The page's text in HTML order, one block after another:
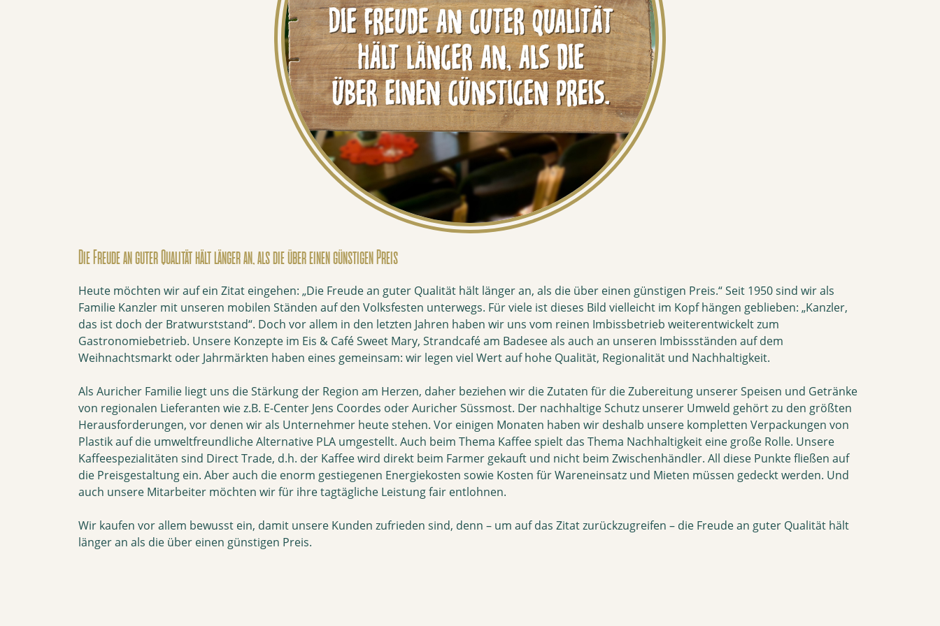
Die Freude an guter Qualität hält länger an, als die über einen günstigen Preis
Heute möchten wir auf ein Zitat eingehen: „Die Freude an guter Qualität hält länger an, als die über einen günstigen Preis.“ Seit 1950 sind wir als
Familie Kanzler mit unseren mobilen Ständen auf den Volksfesten unterwegs. Für viele ist dieses Bild vielleicht im Kopf hängen geblieben: „Kanzler,
das ist doch der Bratwurststand“. Doch vor allem in den letzten Jahren haben wir uns vom reinen Imbissbetrieb weiterentwickelt zum
Gastronomiebetrieb. Unsere Konzepte im Eis & Café Sweet Mary, Strandcafé am Badesee als auch an unseren Imbissständen auf dem
Weihnachtsmarkt oder Jahrmärkten haben eines gemeinsam: wir legen viel Wert auf hohe Qualität, Regionalität und Nachhaltigkeit.
Als Auricher Familie liegt uns die Stärkung der Region am Herzen, daher beziehen wir die Zutaten für die Zubereitung unserer Speisen und Getränke
von regionalen Lieferanten wie z.B. E-Center Jens Coordes oder Auricher Süssmost. Der nachhaltige Schutz unserer Umweld gehört zu den größten
Herausforderungen, vor denen wir als Unternehmer heute stehen. Vor einigen Monaten haben wir deshalb unsere kompletten Verpackungen von
Plastik auf die umweltfreundliche Alternative PLA umgestellt. Auch beim Thema Kaffee spielt das Thema Nachhaltigkeit eine große Rolle. Unsere
Kaffeespezialitäten sind Direct Trade, d.h. der Kaffee wird direkt beim Farmer gekauft und nicht beim Zwischenhändler. All diese Punkte fließen auf
die Preisgestaltung ein. Aber auch die enorm gestiegenen Energiekosten sowie Kosten für Wareneinsatz und Mieten müssen gedeckt werden. Und
auch unsere Mitarbeiter möchten wir für ihre tagtägliche Leistung fair entlohnen.
Wir kaufen vor allem bewusst ein, damit unsere Kunden zufrieden sind, denn – um auf das Zitat zurückzugreifen – die Freude an guter Qualität hält
länger an als die über einen günstigen Preis.